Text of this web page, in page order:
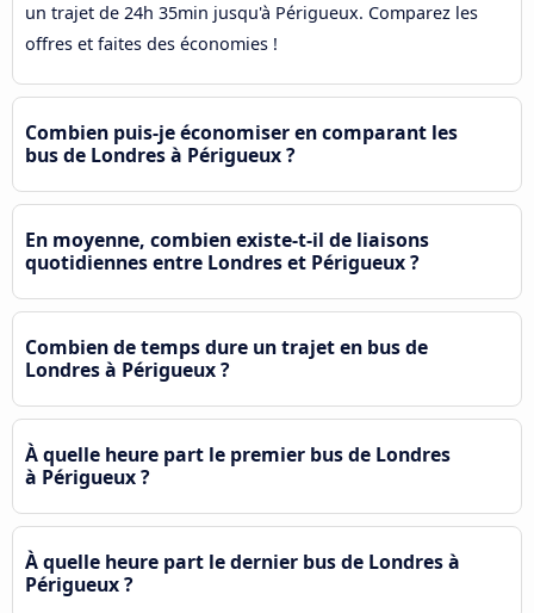
un trajet de 24h 35min jusqu'à Périgueux. Comparez les
offres et faites des économies !
Combien puis-je économiser en comparant les
bus de Londres à Périgueux ?
En moyenne, combien existe-t-il de liaisons
quotidiennes entre Londres et Périgueux ?
Combien de temps dure un trajet en bus de
Londres à Périgueux ?
À quelle heure part le premier bus de Londres
à Périgueux ?
À quelle heure part le dernier bus de Londres à
Périgueux ?